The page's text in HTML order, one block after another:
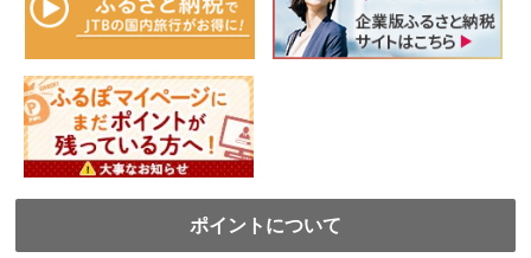
ポイントについて